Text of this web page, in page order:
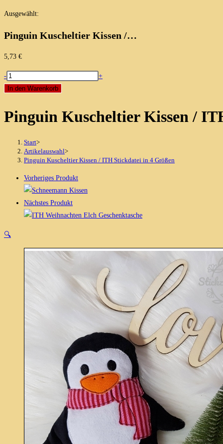
Ausgewählt:
Pinguin Kuscheltier Kissen /…
5,73 €
Pinguin
Kuscheltier
/
Größen
-
+
In den Warenkorb
Pinguin Kuscheltier Kissen /
Start>
Artikelauswahl>
Pinguin Kuscheltier Kissen / ITH Stickdatei in 4 Größen
Vorheriges Produkt
Nächstes Produkt
🔍